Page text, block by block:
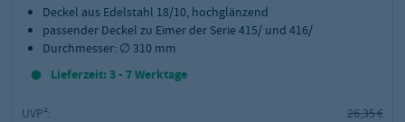
Deckel aus Edelstahl 18/10, hochglänzend
passender Deckel zu Eimer der Serie 415/ und 416/
Durchmesser: ∅ 310 mm
Lieferzeit: 3 - 7 Werktage
UVP²:
26,35 €